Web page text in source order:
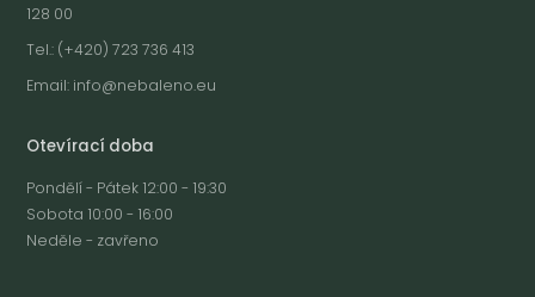
128 00
Tel.: (+420) 723 736 413
Email: info@nebaleno.eu
Otevírací doba
Pondělí - Pátek 12:00 - 19:30
Sobota 10:00 - 16:00
Neděle - zavřeno